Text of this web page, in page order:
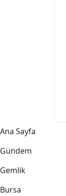
Ana Sayfa
Gündem
Gemlik
Bursa